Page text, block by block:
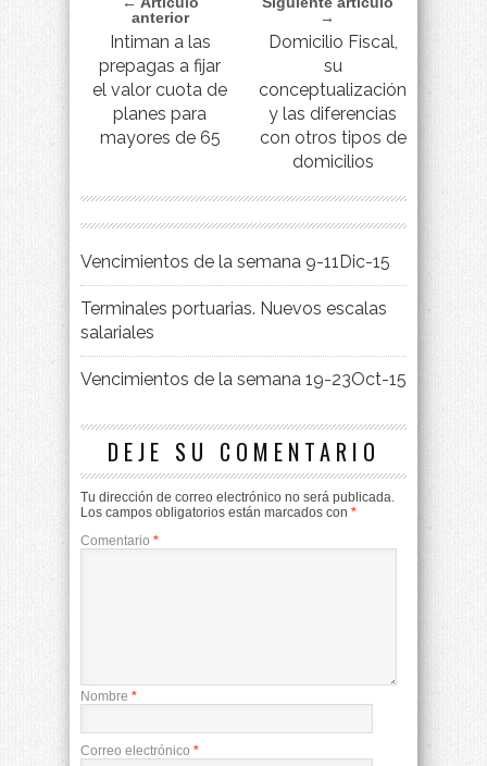
anterior
Intiman a las
prepagas a fijar
el valor cuota de
planes para
mayores de 65
→
Domicilio Fiscal,
su
conceptualización
y las diferencias
con otros tipos de
domicilios
Vencimientos de la semana 9-11Dic-15
Terminales portuarias. Nuevos escalas
salariales
Vencimientos de la semana 19-23Oct-15
DEJE SU COMENTARIO
Tu dirección de correo electrónico no será publicada.
Los campos obligatorios están marcados con *
Comentario *
Nombre *
Correo electrónico *